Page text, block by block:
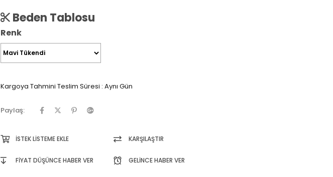
Beden Tablosu
Renk
Kargoya Tahmini Teslim Süresi : Aynı Gün
Paylaş:
İSTEK LISTEME EKLE KARŞILAŞTIR
FIYAT DÜŞÜNCE HABER VER GELINCE HABER VER